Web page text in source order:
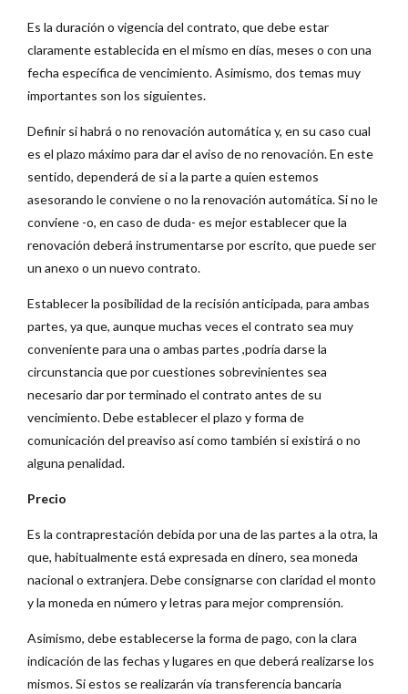
Es la duración o vigencia del contrato, que debe estar
claramente establecida en el mismo en días, meses o con una
fecha específica de vencimiento. Asimismo, dos temas muy
importantes son los siguientes.
Definir si habrá o no renovación automática y, en su caso cual
es el plazo máximo para dar el aviso de no renovación. En este
sentido, dependerá de si a la parte a quien estemos
asesorando le conviene o no la renovación automática. Si no le
conviene -o, en caso de duda- es mejor establecer que la
renovación deberá instrumentarse por escrito, que puede ser
un anexo o un nuevo contrato.
Establecer la posibilidad de la recisión anticipada, para ambas
partes, ya que, aunque muchas veces el contrato sea muy
conveniente para una o ambas partes ,podría darse la
circunstancia que por cuestiones sobrevinientes sea
necesario dar por terminado el contrato antes de su
vencimiento. Debe establecer el plazo y forma de
comunicación del preaviso así como también si existirá o no
alguna penalidad.
Precio
Es la contraprestación debida por una de las partes a la otra, la
que, habitualmente está expresada en dinero, sea moneda
nacional o extranjera. Debe consignarse con claridad el monto
y la moneda en número y letras para mejor comprensión.
Asimismo, debe establecerse la forma de pago, con la clara
indicación de las fechas y lugares en que deberá realizarse los
mismos. Si estos se realizarán vía transferencia bancaria